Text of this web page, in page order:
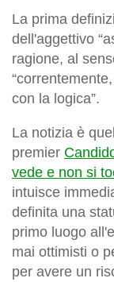
La prima
dell'aggettivo
ragione, al
con la logica”.
La notizia è
premier
vede e non si
intuisce
definita una
primo luogo
mai ottimisti o
per avere un